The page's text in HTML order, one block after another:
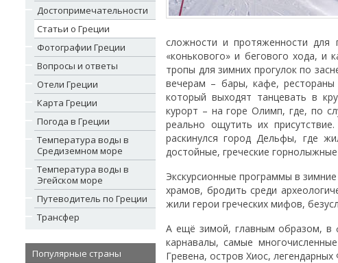
Достопримечательности
Статьи о Греции
Фотографии Греции
Вопросы и ответы
Отели Греции
Карта Греции
Погода в Греции
Температура воды в
Средиземном море
Температура воды в
Эгейском море
Путеводитель по Греции
Трансфер
Популярные страны
сложности и протяженности
«конькового» и бегового хода, и
тропы для зимних прогулок по
вечерам – бары, кафе, рестораны
который выходят танцевать в
курорт – на горе Олимп, где, по
реально ощутить их
раскинулся город Дельфы, где
достойные, греческие
Экскурсионные программы в
храмов, бродить среди
жили герои греческих мифов,
А ещё зимой, главным образом, в
карнавалы, самые
Гревена, остров Хиос, легендарных